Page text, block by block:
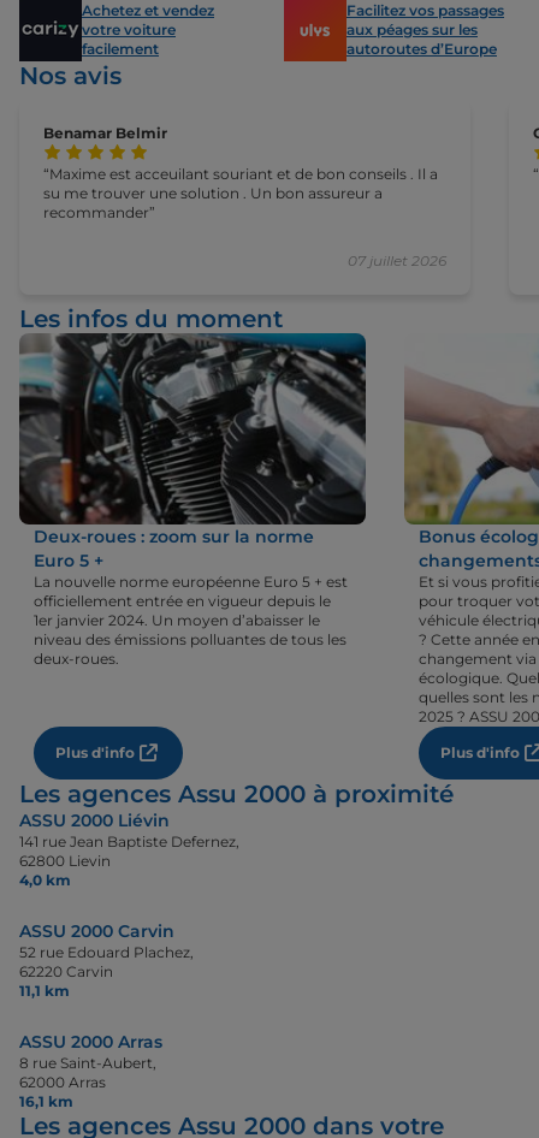
Achetez et vendez
votre voiture
facilement
Facilitez vos passages
aux péages sur les
autoroutes d’Europe
Nos avis
Benamar Belmir
07 juillet 2026
Maxime est acceuilant souriant et de bon conseils . Il a
su me trouver une solution . Un bon assureur a
recommander
Les infos du moment
Deux-roues : zoom sur la norme
Euro 5 +
La nouvelle norme européenne Euro 5 + est
officiellement entrée en vigueur depuis le
1er janvier 2024. Un moyen d’abaisser le
niveau des émissions polluantes de tous les
deux-roues.
Plus d'info
Bonus
Et si vous
pour troquer
véhicule
? Cette année
changement
écologique.
quelles sont les
2025 ? ASSU
Plus d'info
Les agences Assu 2000 à proximité
ASSU 2000 Liévin
141 rue Jean Baptiste Defernez,
62800 Lievin
4,0 km
ASSU 2000 Carvin
52 rue Edouard Plachez,
62220 Carvin
11,1 km
ASSU 2000 Arras
8 rue Saint-Aubert,
62000 Arras
16,1 km
Les agences Assu 2000 dans votre